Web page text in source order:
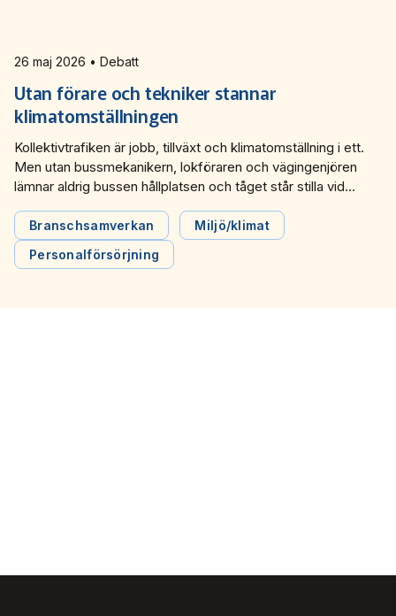
26 maj 2026 • Debatt
Utan förare och tekniker stannar
klimatomställningen
Kollektivtrafiken är jobb, tillväxt och klimatomställning i ett.
Men utan bussmekanikern, lokföraren och vägingenjören
lämnar aldrig bussen hållplatsen och tåget står stilla vid
för att vända utvecklingen, skriver Svensk Kollektivtrafik,
Sveriges Bussföretag, Tågföretagen i en debattartikel i
Dagens Samhälle.
Branschsamverkan
Miljö/klimat
Personalförsörjning